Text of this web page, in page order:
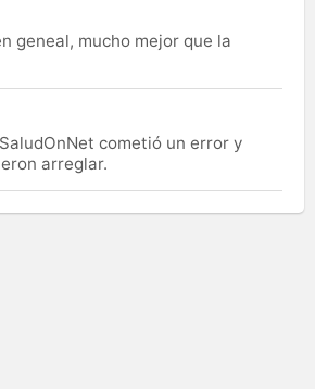
geneal, mucho mejor que la
cometió un error y
arreglar.